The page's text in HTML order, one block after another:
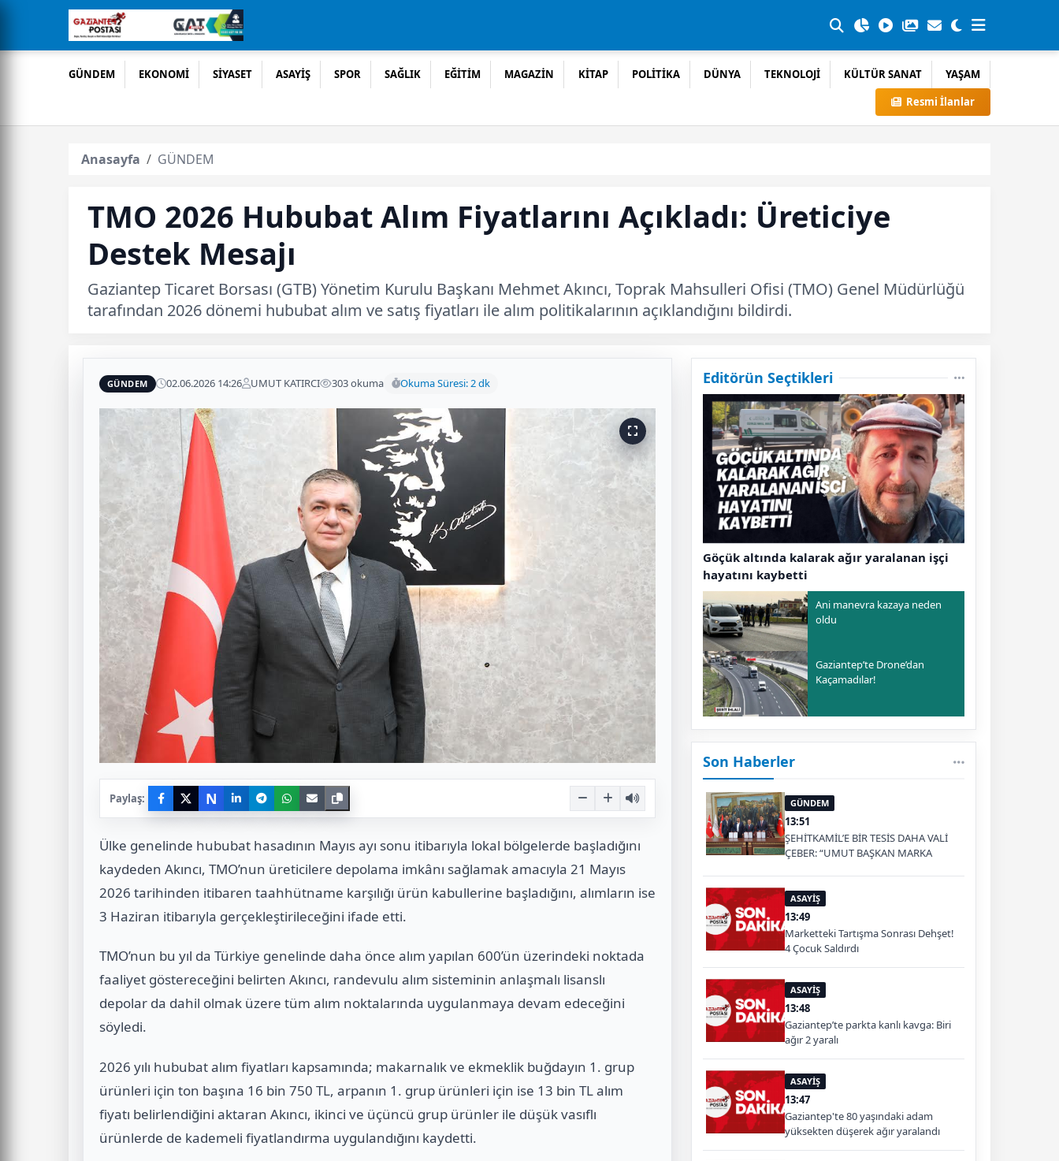
GÜNDEM EKONOMİ SİYASET ASAYİŞ SPOR SAĞLIK EĞİTİM MAGAZİN KİTAP POLİTİKA DÜNYA TEKNOLOJİ KÜLTÜR SANAT
YAŞAM
Resmi İlanlar
Anasayfa GÜNDEM
TMO 2026 Hububat Alım Fiyatlarını Açıkladı: Üreticiye
Destek Mesajı
Gaziantep Ticaret Borsası (GTB) Yönetim Kurulu Başkanı Mehmet Akıncı, Toprak Mahsulleri Ofisi (TMO) Genel Müdürlüğü
tarafından 2026 dönemi hububat alım ve satış fiyatları ile alım politikalarının açıklandığını bildirdi.
GÜNDEM 02.06.2026 14:26 UMUT KATIRCI 303 okuma Okuma Süresi: 2 dk
Paylaş: N
Ülke genelinde hububat hasadının Mayıs ayı sonu itibarıyla lokal bölgelerde başladığını
kaydeden Akıncı, TMO’nun üreticilere depolama imkânı sağlamak amacıyla 21 Mayıs
2026 tarihinden itibaren taahhütname karşılığı ürün kabullerine başladığını, alımların ise
3 Haziran itibarıyla gerçekleştirileceğini ifade etti.
TMO’nun bu yıl da Türkiye genelinde daha önce alım yapılan 600’ün üzerindeki noktada
faaliyet göstereceğini belirten Akıncı, randevulu alım sisteminin anlaşmalı lisanslı
depolar da dahil olmak üzere tüm alım noktalarında uygulanmaya devam edeceğini
söyledi.
2026 yılı hububat alım fiyatları kapsamında; makarnalık ve ekmeklik buğdayın 1. grup
ürünleri için ton başına 16 bin 750 TL, arpanın 1. grup ürünleri için ise 13 bin TL alım
fiyatı belirlendiğini aktaran Akıncı, ikinci ve üçüncü grup ürünler ile düşük vasıflı
ürünlerde de kademeli fiyatlandırma uygulandığını kaydetti.
Editörün Seçtikleri
Göçük altında kalarak ağır yaralanan işçi
hayatını kaybetti
Ani manevra kazaya neden
oldu
Gaziantep’te Drone’dan
Kaçamadılar!
Son Haberler
GÜNDEM
13:51
ŞEHİTKAMİL’E BİR TESİS DAHA VALİ
ÇEBER: “UMUT BAŞKAN MARKA
ASAYİŞ
13:49
Marketteki Tartışma Sonrası Dehşet!
4 Çocuk Saldırdı
ASAYİŞ
13:48
Gaziantep’te parkta kanlı kavga: Biri
ağır 2 yaralı
ASAYİŞ
13:47
Gaziantep'te 80 yaşındaki adam
yüksekten düşerek ağır yaralandı